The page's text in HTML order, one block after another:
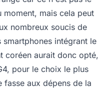
mais cela peut
nombreux soucis de
intégrant le
coréen aurait donc opté,
pour le choix le plus
aux dépens de la